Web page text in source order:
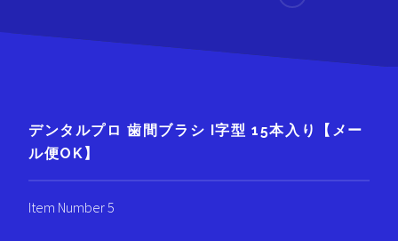
デンタルプロ 歯間ブラシ I字型 15本入り【メー
ル便OK】
Item Number 5